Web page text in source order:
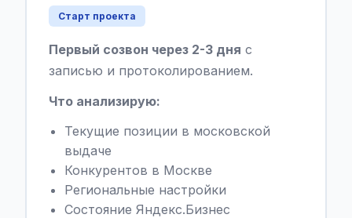
Старт проекта
Первый созвон через 2-3 дня с
записью и протоколированием.
Что анализирую:
Текущие позиции в московской
выдаче
Конкурентов в Москве
Региональные настройки
Состояние Яндекс.Бизнес